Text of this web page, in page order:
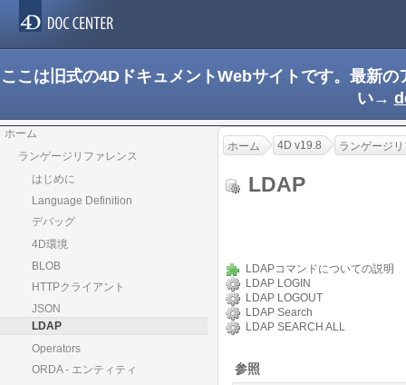
ここは旧式の4DドキュメントWebサイトです。最新
い→
ホーム
ランゲージリファレンス
はじめに
Language Definition
デバッグ
4D環境
BLOB
HTTPクライアント
JSON
LDAP
Operators
ORDA - エンティティ
ホーム 4D v19.8 ランゲージ
LDAP
LDAPコマンドについての説明
LDAP LOGIN
LDAP LOGOUT
LDAP Search
LDAP SEARCH ALL
参照